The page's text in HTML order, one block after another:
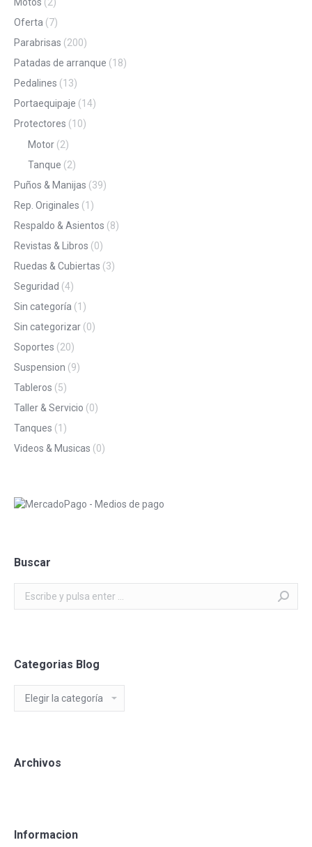
Motos (2)
Oferta (7)
Parabrisas (200)
Patadas de arranque (18)
Pedalines (13)
Portaequipaje (14)
Protectores (10)
Motor (2)
Tanque (2)
Puños & Manijas (39)
Rep. Originales (1)
Respaldo & Asientos (8)
Revistas & Libros (0)
Ruedas & Cubiertas (3)
Seguridad (4)
Sin categoría (1)
Sin categorizar (0)
Soportes (20)
Suspension (9)
Tableros (5)
Taller & Servicio (0)
Tanques (1)
Videos & Musicas (0)
Buscar
Buscar:
Categorias Blog
Categorias
Blog
Archivos
Informacion